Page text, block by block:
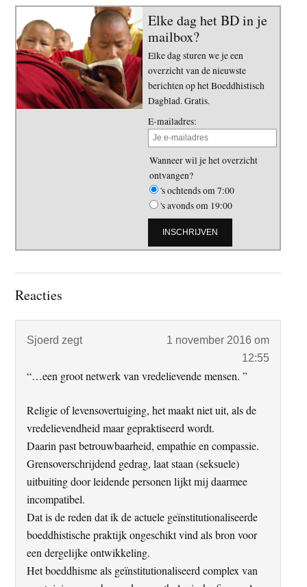
Elke dag het BD in je
mailbox?
Elke dag sturen we je een
overzicht van de nieuwste
berichten op het Boeddhistisch
Dagblad. Gratis.
E-mailadres:
Wanneer wil je het overzicht
ontvangen?
's ochtends om 7:00
's avonds om 19:00
Lees
Reacties
Sjoerd zegt
1 november 2016 om
12:55
“…een groot netwerk van vredelievende mensen. ”
Religie of levensovertuiging, het maakt niet uit, als de
vredelievendheid maar gepraktiseerd wordt.
Daarin past betrouwbaarheid, empathie en compassie.
Grensoverschrijdend gedrag, laat staan (seksuele)
uitbuiting door leidende personen lijkt mij daarmee
incompatibel.
Dat is de reden dat ik de actuele geïnstitutionaliseerde
boeddhistische praktijk ongeschikt vind als bron voor
een dergelijke ontwikkeling.
Het boeddhisme als geïnstitutionaliseerd complex van